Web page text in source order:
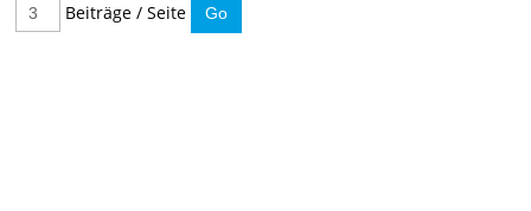
Beiträge / Seite